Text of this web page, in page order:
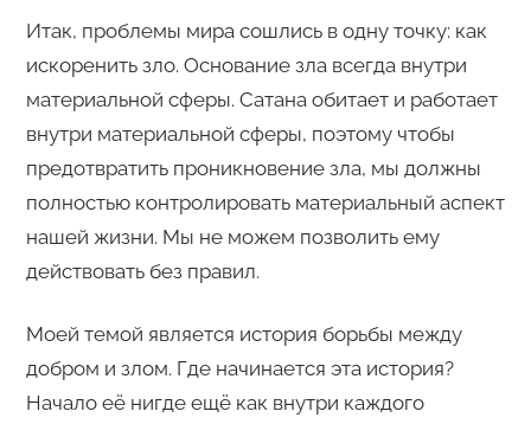
Итак, проблемы мира сошлись в одну точку: как
искоренить зло. Основание зла всегда внутри
материальной сферы. Сатана обитает и работает
внутри материальной сферы, поэтому чтобы
предотвратить проникновение зла, мы должны
полностью контролировать материальный аспект
нашей жизни. Мы не можем позволить ему
действовать без правил.
Моей темой является история борьбы между
добром и злом. Где начинается эта история?
Начало её нигде ещё как внутри каждого